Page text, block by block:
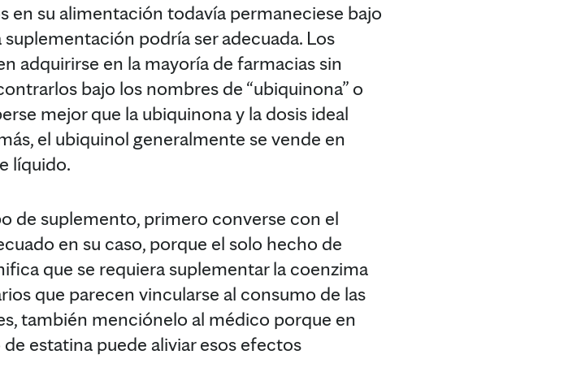
en su alimentación todavía permaneciese bajo
podría ser adecuada. Los
adquirirse en la mayoría de farmacias sin
bajo los nombres de “ubiquinona” o
mejor que la ubiquinona y la dosis ideal
el ubiquinol generalmente se vende en
líquido.
de suplemento, primero converse con el
en su caso, porque el solo hecho de
que se requiera suplementar la coenzima
que parecen vincularse al consumo de las
también menciónelo al médico porque en
estatina puede aliviar esos efectos